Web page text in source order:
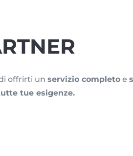
offrirti un servizio completo e
tue esigenze.